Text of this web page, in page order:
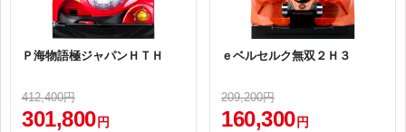
Ｐ海物語極ジャパンＨＴＨ
412,400円
301,800 円
ｅベルセルク無双２Ｈ３
209,200円
160,300 円